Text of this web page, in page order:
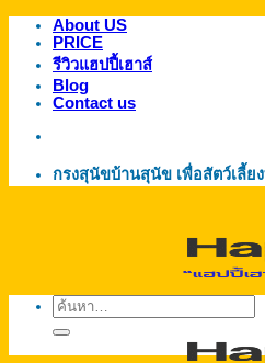
ข้าม
เนื้อหา
About US
PRICE
รีวิวแฮปปี้เฮาส์
Blog
Contact us
กรงสุนัขบ้านสุนัข เพื่อสัตว์เลี้
ค้นหา: